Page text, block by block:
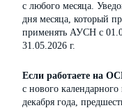
с любого месяца.
дня месяца, который
применять АУСН с
31.05.2026 г.
Если работаете на
с нового
декабря года,